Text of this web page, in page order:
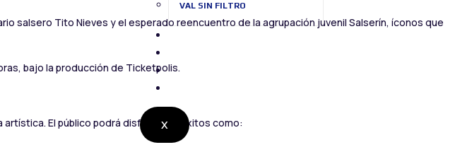
VAL SIN FILTRO
X
salsero Tito Nieves y el esperado reencuentro de la agrupación juvenil Salserín, íconos que
bajo la producción de Ticketpolis.
artística. El público podrá disfrutar de éxitos como: